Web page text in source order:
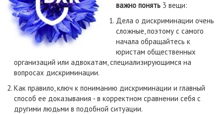
важно понять 3 вещи:
Дела о дискриминации очень
сложные, поэтому с самого
начала обращайтесь к
юристам общественных
организаций или адвокатам, специализирующимся на
вопросах дискриминации.
Как правило, ключ к пониманию дискриминации и главный
способ ее доказывания - в корректном сравнении себя с
другими людьми в подобной ситуации.